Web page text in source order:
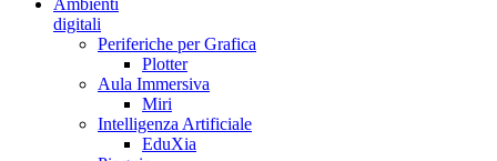
digitali
Periferiche per Grafica
Plotter
Aula Immersiva
Miri
Intelligenza Artificiale
EduXia